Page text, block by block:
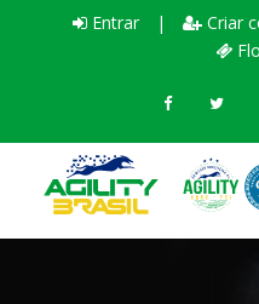
Entrar | Criar